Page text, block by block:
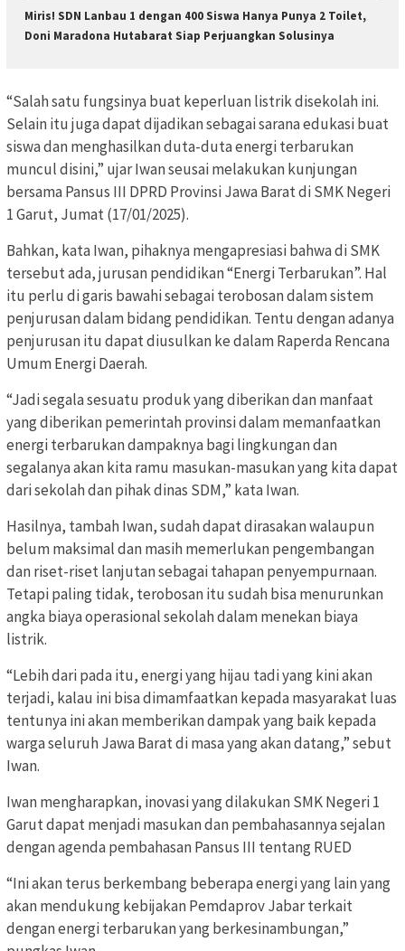
Miris! SDN Lanbau 1 dengan 400 Siswa Hanya Punya 2 Toilet,
Doni Maradona Hutabarat Siap Perjuangkan Solusinya
“Salah satu fungsinya buat keperluan listrik disekolah ini.
Selain itu juga dapat dijadikan sebagai sarana edukasi buat
siswa dan menghasilkan duta-duta energi terbarukan
muncul disini,” ujar Iwan seusai melakukan kunjungan
bersama Pansus III DPRD Provinsi Jawa Barat di SMK Negeri
1 Garut, Jumat (17/01/2025).
Bahkan, kata Iwan, pihaknya mengapresiasi bahwa di SMK
tersebut ada, jurusan pendidikan “Energi Terbarukan”. Hal
itu perlu di garis bawahi sebagai terobosan dalam sistem
penjurusan dalam bidang pendidikan. Tentu dengan adanya
penjurusan itu dapat diusulkan ke dalam Raperda Rencana
Umum Energi Daerah.
“Jadi segala sesuatu produk yang diberikan dan manfaat
yang diberikan pemerintah provinsi dalam memanfaatkan
energi terbarukan dampaknya bagi lingkungan dan
segalanya akan kita ramu masukan-masukan yang kita dapat
dari sekolah dan pihak dinas SDM,” kata Iwan.
Hasilnya, tambah Iwan, sudah dapat dirasakan walaupun
belum maksimal dan masih memerlukan pengembangan
dan riset-riset lanjutan sebagai tahapan penyempurnaan.
Tetapi paling tidak, terobosan itu sudah bisa menurunkan
angka biaya operasional sekolah dalam menekan biaya
listrik.
“Lebih dari pada itu, energi yang hijau tadi yang kini akan
terjadi, kalau ini bisa dimamfaatkan kepada masyarakat luas
tentunya ini akan memberikan dampak yang baik kepada
warga seluruh Jawa Barat di masa yang akan datang,” sebut
Iwan.
Iwan mengharapkan, inovasi yang dilakukan SMK Negeri 1
Garut dapat menjadi masukan dan pembahasannya sejalan
dengan agenda pembahasan Pansus III tentang RUED
“Ini akan terus berkembang beberapa energi yang lain yang
akan mendukung kebijakan Pemdaprov Jabar terkait
dengan energi terbarukan yang berkesinambungan,”